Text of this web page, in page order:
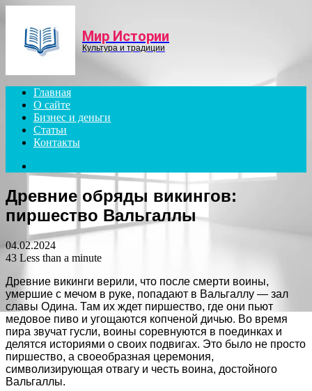
Мир Истории
Культура и традиции
Главная
О сайте
Бизнес и деньги
Статьи
Контакты
for
Древние обряды викингов:
пиршество Вальгаллы
04.02.2024
43 Less than a minute
Древние викинги верили, что после смерти воины,
умершие с мечом в руке, попадают в Вальгаллу — зал
славы Одина. Там их ждет пиршество, где они пьют
медовое пиво и угощаются копченой дичью. Во время
пира звучат гусли, воины соревнуются в поединках и
делятся историями о своих подвигах. Это было не просто
пиршество, а своеобразная церемония,
символизирующая отвагу и честь воина, достойного
Вальгаллы.